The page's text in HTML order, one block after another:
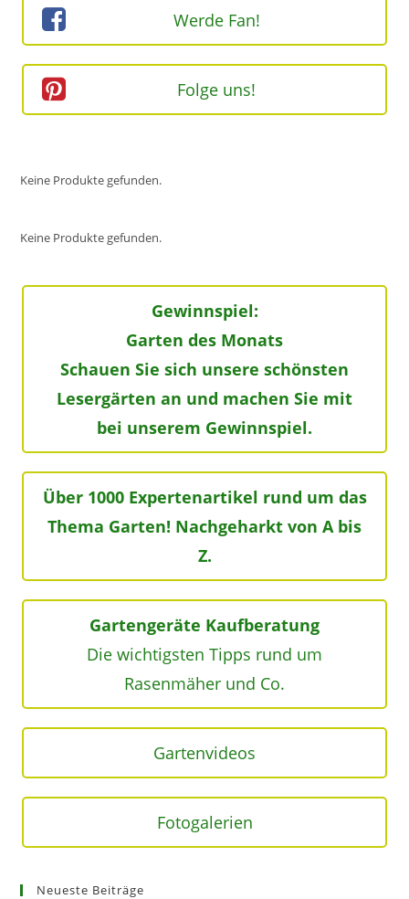
Werde Fan!
Folge uns!
Keine Produkte gefunden.
Keine Produkte gefunden.
Gewinnspiel:
Garten des Monats
Schauen Sie sich unsere schönsten
Lesergärten an und machen Sie mit
bei unserem Gewinnspiel.
Über 1000 Expertenartikel rund um das
Thema Garten! Nachgeharkt von A bis
Z.
Gartengeräte Kaufberatung
Die wichtigsten Tipps rund um
Rasenmäher und Co.
Gartenvideos
Fotogalerien
Neueste Beiträge